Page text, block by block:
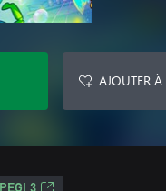
AJOUTER
PEGI 3